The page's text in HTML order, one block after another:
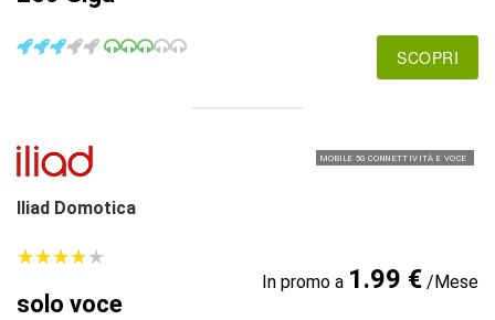
SCOPRI
MOBILE 5G CONNETTIVITÀ E VOCE
Iliad Domotica
★★★★★
★★★★★
solo voce
In promo a 1.99 €/Mese